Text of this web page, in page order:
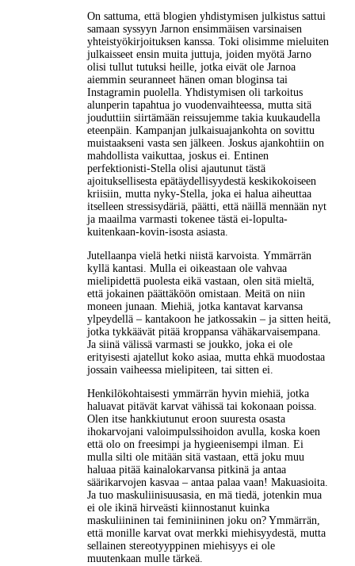
On sattuma, että blogien yhdistymisen julkistus sattui
samaan syssyyn Jarnon ensimmäisen varsinaisen
yhteistyökirjoituksen kanssa. Toki olisimme mieluiten
julkaisseet ensin muita juttuja, joiden myötä Jarno
olisi tullut tutuksi heille, jotka eivät ole Jarnoa
aiemmin seuranneet hänen oman bloginsa tai
Instagramin puolella. Yhdistymisen oli tarkoitus
alunperin tapahtua jo vuodenvaihteessa, mutta sitä
jouduttiin siirtämään reissujemme takia kuukaudella
eteenpäin. Kampanjan julkaisuajankohta on sovittu
muistaakseni vasta sen jälkeen. Joskus ajankohtiin on
mahdollista vaikuttaa, joskus ei. Entinen
perfektionisti-Stella olisi ajautunut tästä
ajoituksellisesta epätäydellisyydestä keskikokoiseen
kriisiin, mutta nyky-Stella, joka ei halua aiheuttaa
itselleen stressisydäriä, päätti, että näillä mennään nyt
ja maailma varmasti tokenee tästä ei-lopulta-
kuitenkaan-kovin-isosta asiasta.
Jutellaanpa vielä hetki niistä karvoista. Ymmärrän
kyllä kantasi. Mulla ei oikeastaan ole vahvaa
mielipidettä puolesta eikä vastaan, olen sitä mieltä,
että jokainen päättäköön omistaan. Meitä on niin
moneen junaan. Miehiä, jotka kantavat karvansa
ylpeydellä – kantakoon he jatkossakin – ja sitten heitä,
jotka tykkäävät pitää kroppansa vähäkarvaisempana.
Ja siinä välissä varmasti se joukko, joka ei ole
erityisesti ajatellut koko asiaa, mutta ehkä muodostaa
jossain vaiheessa mielipiteen, tai sitten ei.
Henkilökohtaisesti ymmärrän hyvin miehiä, jotka
haluavat pitävät karvat vähissä tai kokonaan poissa.
Olen itse hankkiutunut eroon suuresta osasta
ihokarvojani valoimpulssihoidon avulla, koska koen
että olo on freesimpi ja hygieenisempi ilman. Ei
mulla silti ole mitään sitä vastaan, että joku muu
haluaa pitää kainalokarvansa pitkinä ja antaa
säärikarvojen kasvaa – antaa palaa vaan! Makuasioita.
Ja tuo maskuliinisuusasia, en mä tiedä, jotenkin mua
ei ole ikinä hirveästi kiinnostanut kuinka
maskuliininen tai feminiininen joku on? Ymmärrän,
että monille karvat ovat merkki miehisyydestä, mutta
sellainen stereotyyppinen miehisyys ei ole
muutenkaan mulle tärkeä.